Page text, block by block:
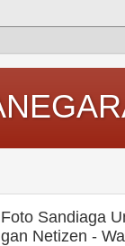
Sandiaga
Netizen -